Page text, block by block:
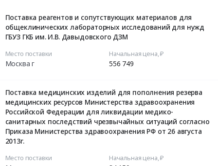
Поставка реагентов и сопутствующих материалов для
общеклинических лабораторных исследований для нужд
ГБУЗ ГКБ им. И.В. Давыдовского ДЗМ
Место поставки
Москва г
Начальная цена, ₽
556 749
Поставка медицинских изделий для пополнения резерва
медицинских ресурсов Министерства здравоохранения
Российской Федерации для ликвидации медико-
санитарных последствий чрезвычайных ситуаций согласно
Приказа Министерства здравоохранения РФ от 26 августа
2013г.
Место поставки Начальная цена, ₽